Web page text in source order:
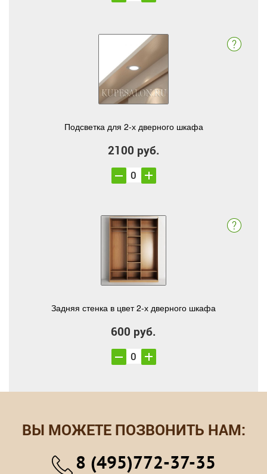
Подсветка для 2-х дверного шкафа
2100 руб.
Задняя стенка в цвет 2-х дверного шкафа
600 руб.
ВЫ МОЖЕТЕ ПОЗВОНИТЬ НАМ:
8 (495)772-37-35